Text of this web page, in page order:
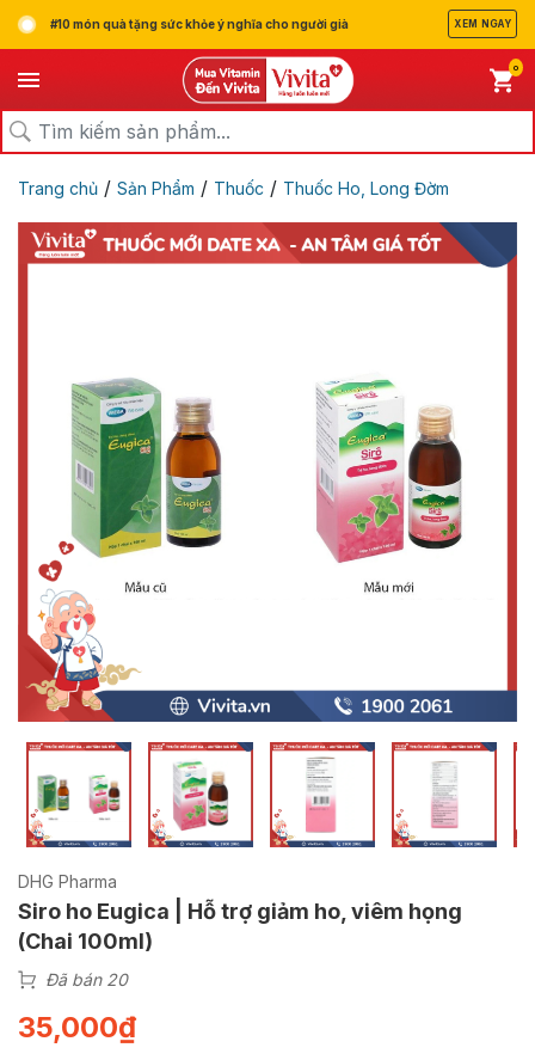
#10 món quà tặng sức khỏe ý nghĩa cho người già XEM NGAY
0
Trang chủ / Sản Phẩm / Thuốc / Thuốc Ho, Long Đờm
DHG Pharma
Siro ho Eugica | Hỗ trợ giảm ho, viêm họng
(Chai 100ml)
Đã bán 20
35,000₫